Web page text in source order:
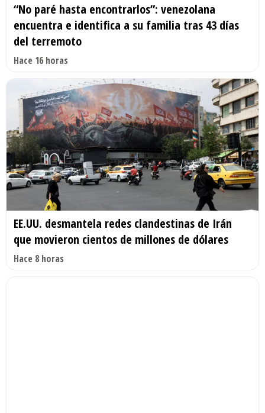
“No paré hasta encontrarlos”: venezolana
encuentra e identifica a su familia tras 43 días
del terremoto
Hace 16 horas
EE.UU. desmantela redes clandestinas de Irán
que movieron cientos de millones de dólares
Hace 8 horas